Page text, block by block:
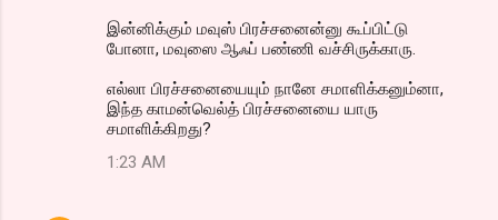
இன்னிக்கும் மவுஸ் பிரச்சனைன்னு கூப்பிட்டு
போனா, மவுஸை ஆஃப் பண்ணி வச்சிருக்காரு.
எல்லா பிரச்சனையையும் நானே சமாளிக்கனும்னா,
இந்த காமன்வெல்த் பிரச்சனையை யாரு
சமாளிக்கிறது?
1:23 AM